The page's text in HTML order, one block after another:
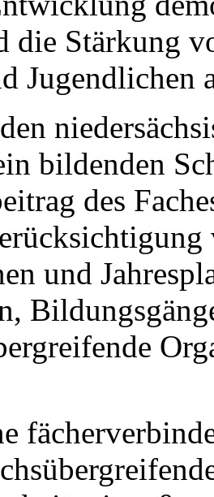
die Stärkung
Jugendlichen
bildenden
des
und